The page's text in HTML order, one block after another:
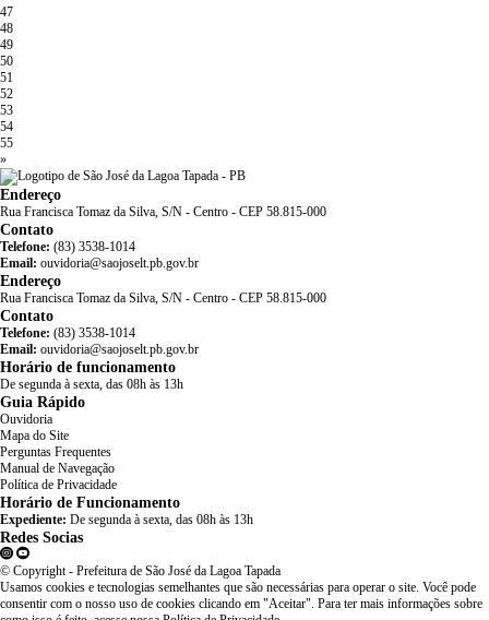
47
48
49
50
51
52
53
54
55
»
Endereço
Rua Francisca Tomaz da Silva, S/N - Centro - CEP 58.815-000
Contato
Telefone: (83) 3538-1014
Email: ouvidoria@saojoselt.pb.gov.br
Endereço
Rua Francisca Tomaz da Silva, S/N - Centro - CEP 58.815-000
Contato
Telefone: (83) 3538-1014
Email: ouvidoria@saojoselt.pb.gov.br
Horário de funcionamento
De segunda à sexta, das 08h às 13h
Guia Rápido
Ouvidoria
Mapa do Site
Perguntas Frequentes
Manual de Navegação
Política de Privacidade
Horário de Funcionamento
Expediente: De segunda à sexta, das 08h às 13h
Redes Socias
© Copyright - Prefeitura de São José da Lagoa Tapada
Usamos cookies e tecnologias semelhantes que são necessárias para operar o site. Você pode
consentir com o nosso uso de cookies clicando em "Aceitar". Para ter mais informações sobre